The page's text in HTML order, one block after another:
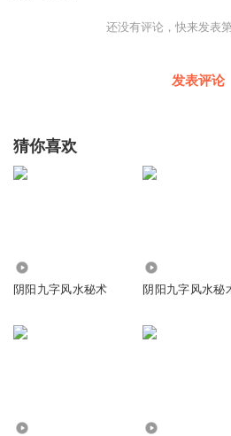
还没有评论，快来发表
发表评论
猜你喜欢
阴阳九字风水秘术 阴阳九字风水秘